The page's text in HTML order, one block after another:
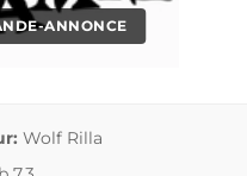
ANNONCE
Wolf Rilla